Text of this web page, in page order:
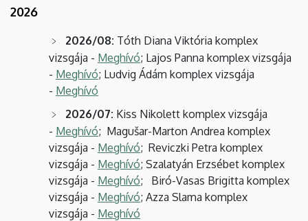
2026
2026/08: Tóth Diana Viktória komplex
vizsgája - Meghívó; Lajos Panna komplex vizsgája
- Meghívó; Ludvig Ádám komplex vizsgája
- Meghívó
2026/07: Kiss Nikolett komplex vizsgája
- Meghívó; Magušar-Marton Andrea komplex
vizsgája - Meghívó; Reviczki Petra komplex
vizsgája - Meghívó; Szalatyán Erzsébet komplex
vizsgája - Meghívó; Biró-Vasas Brigitta komplex
vizsgája - Meghívó; Azza Slama komplex
vizsgája - Meghívó